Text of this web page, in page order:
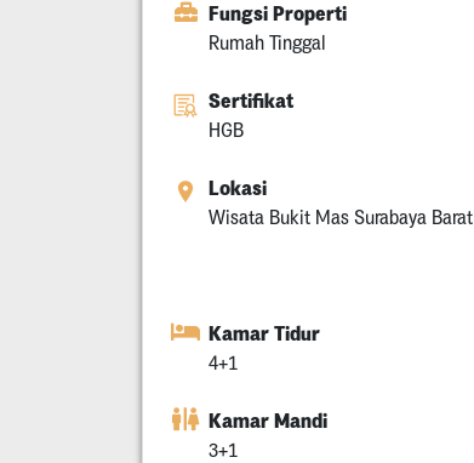
Fungsi Properti
Rumah Tinggal
Sertifikat
HGB
Lokasi
Wisata Bukit Mas Surabaya Barat
Kamar Tidur
4+1
Kamar Mandi
3+1